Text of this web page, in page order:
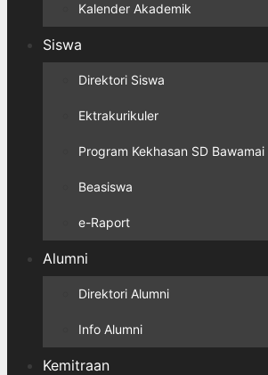
Kalender Akademik
Siswa
Direktori Siswa
Ektrakurikuler
Program Kekhasan SD Bawamai
Beasiswa
e-Raport
Alumni
Direktori Alumni
Info Alumni
Kemitraan